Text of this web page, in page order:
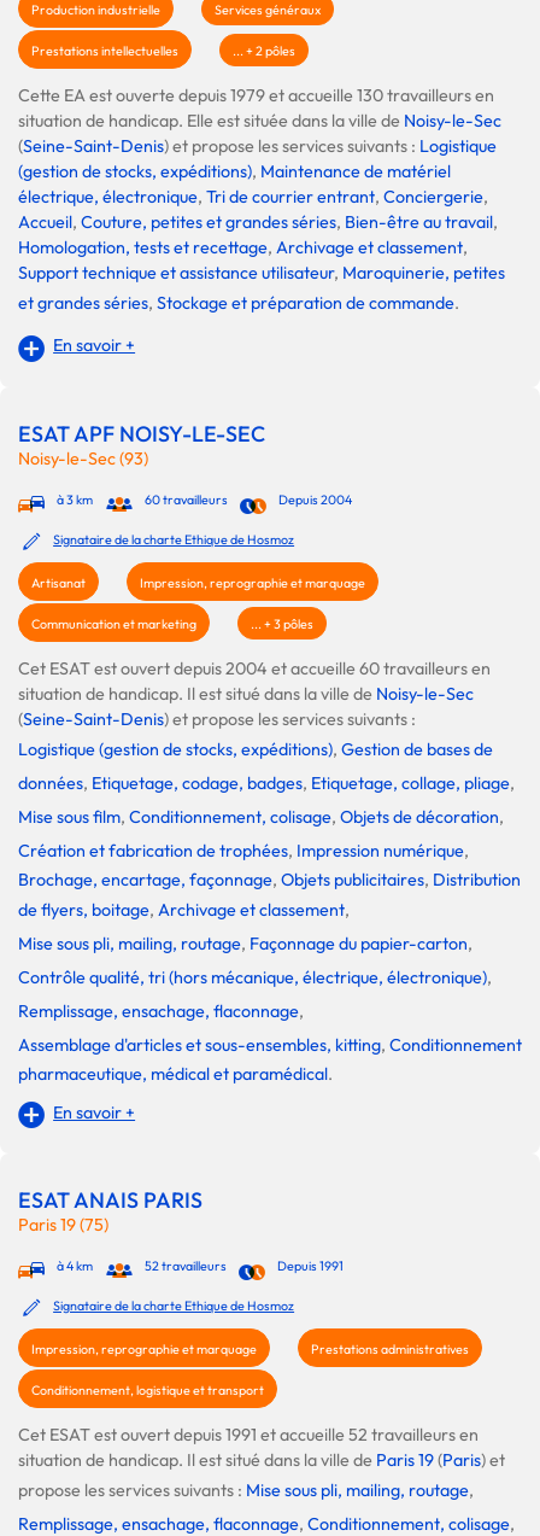
Production industrielle Services généraux
Prestations intellectuelles ... + 2 pôles
Cette EA est ouverte depuis 1979 et accueille 130 travailleurs en
situation de handicap. Elle est située dans la ville de Noisy-le-Sec
(Seine-Saint-Denis) et propose les services suivants : Logistique
(gestion de stocks, expéditions), Maintenance de matériel
électrique, électronique, Tri de courrier entrant, Conciergerie,
Accueil, Couture, petites et grandes séries, Bien-être au travail,
Homologation, tests et recettage, Archivage et classement,
Support technique et assistance utilisateur, Maroquinerie, petites
et grandes séries, Stockage et préparation de commande.
En savoir +
ESAT APF NOISY-LE-SEC
Noisy-le-Sec (93)
à 3 km 60 travailleurs Depuis 2004
Signataire de la charte Ethique de Hosmoz
Artisanat Impression, reprographie et marquage
Communication et marketing ... + 3 pôles
Cet ESAT est ouvert depuis 2004 et accueille 60 travailleurs en
situation de handicap. Il est situé dans la ville de Noisy-le-Sec
(Seine-Saint-Denis) et propose les services suivants :
Logistique (gestion de stocks, expéditions), Gestion de bases de
données, Etiquetage, codage, badges, Etiquetage, collage, pliage,
Mise sous film, Conditionnement, colisage, Objets de décoration,
Création et fabrication de trophées, Impression numérique,
Brochage, encartage, façonnage, Objets publicitaires, Distribution
de flyers, boitage, Archivage et classement,
Mise sous pli, mailing, routage, Façonnage du papier-carton,
Contrôle qualité, tri (hors mécanique, électrique, électronique),
Remplissage, ensachage, flaconnage,
Assemblage d'articles et sous-ensembles, kitting, Conditionnement
pharmaceutique, médical et paramédical.
En savoir +
ESAT ANAIS PARIS
Paris 19 (75)
à 4 km 52 travailleurs Depuis 1991
Signataire de la charte Ethique de Hosmoz
Impression, reprographie et marquage Prestations administratives
Conditionnement, logistique et transport
Cet ESAT est ouvert depuis 1991 et accueille 52 travailleurs en
situation de handicap. Il est situé dans la ville de Paris 19(Paris) et
propose les services suivants : Mise sous pli, mailing, routage,
Remplissage, ensachage, flaconnage, Conditionnement, colisage,